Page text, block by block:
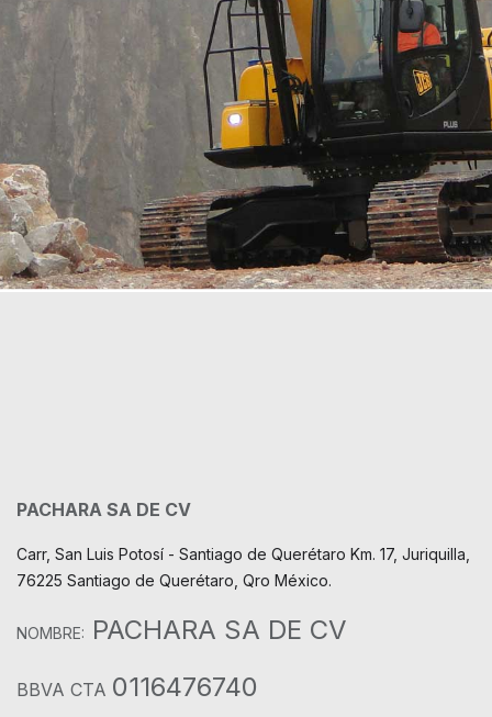
PACHARA SA DE CV
Carr, San Luis Potosí - Santiago de Querétaro Km. 17, Juriquilla,
76225 Santiago de Querétaro, Qro México.
NOMBRE: PACHARA SA DE CV
BBVA CTA 0116476740